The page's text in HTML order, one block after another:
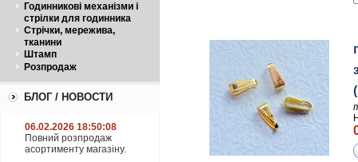
Годинникові механізми і
стрілки для годинника
Стрічки, мережива,
тканини
Штамп
Розпродаж
БЛОГ / НОВОСТИ
06.02.2026 18:50:08
Повний розпродаж
асортименту магазіну.